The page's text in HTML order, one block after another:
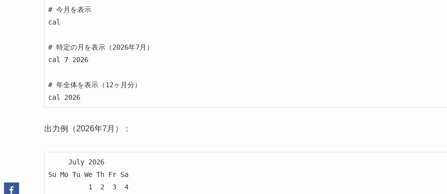
# 今月を表示
cal
# 特定の月を表示（2026年7月）
cal 7 2026
# 年全体を表示（12ヶ月分）
cal 2026
出力例（2026年7月）：
Su Mo Tu We Th Fr Sa